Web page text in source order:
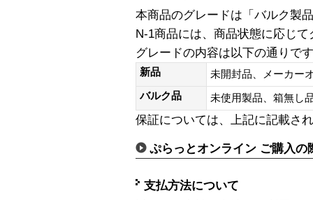
本商品のグレードは「バルク製
N-1商品には、商品状態に応じ
グレードの内容は以下の通りで
新品
未開封品、メーカー
バルク品
未使用製品、箱無
保証については、上記に記載さ
ぷらっとオンライン ご購入の
支払方法について